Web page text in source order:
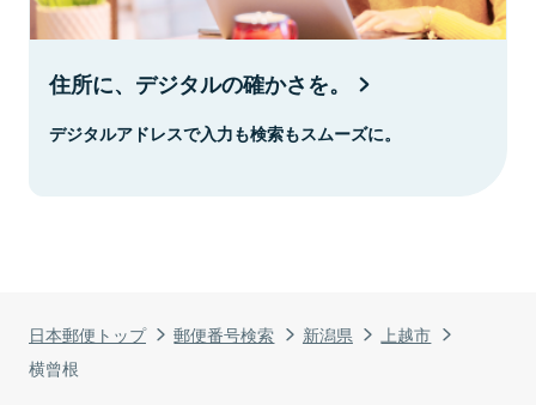
日本郵便トップ 郵便番号検索 新潟県
上越市
横曾根
住所に、デジタルの確かさを。
デジタルアドレスで入力も検索もスムーズに。